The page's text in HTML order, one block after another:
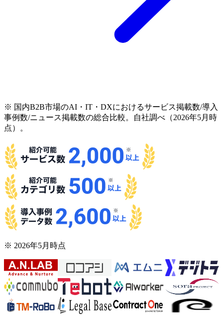
※ 国内B2B市場のAI・IT・DXにおけるサービス掲載数/導入
事例数/ニュース掲載数の総合比較。自社調べ（2026年5月時
点）。
※ 2026年5月時点